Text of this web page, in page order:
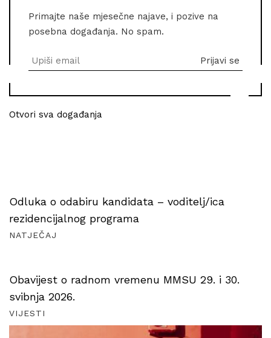
Primajte naše mjesečne najave, i pozive na
posebna događanja. No spam.
Otvori sva događanja
Odluka o odabiru kandidata – voditelj/ica
rezidencijalnog programa
NATJEČAJ
Obavijest o radnom vremenu MMSU 29. i 30.
svibnja 2026.
VIJESTI